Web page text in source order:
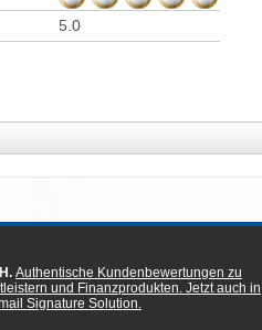
5.0
Authentische Kundenbewertungen zu
und Finanzprodukten. Jetzt auch in
Signature Solution.